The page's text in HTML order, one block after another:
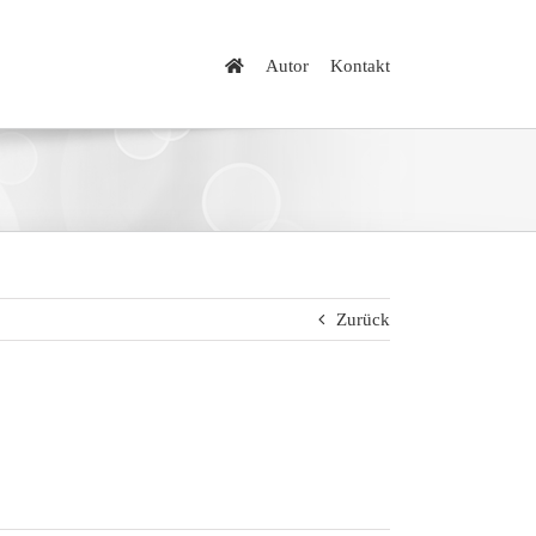
Autor Kontakt
Zurück